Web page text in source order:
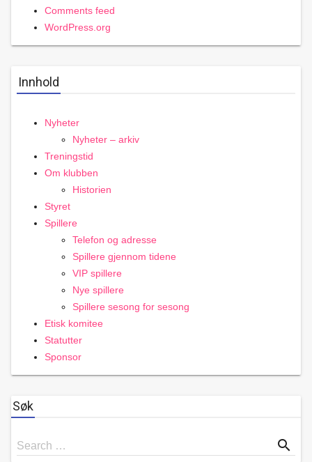
Comments feed
WordPress.org
Innhold
Nyheter
Nyheter – arkiv
Treningstid
Om klubben
Historien
Styret
Spillere
Telefon og adresse
Spillere gjennom tidene
VIP spillere
Nye spillere
Spillere sesong for sesong
Etisk komitee
Statutter
Sponsor
Søk
Search
for
Search … search